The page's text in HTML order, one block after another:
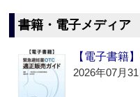
書籍・電子メディア
【電子書籍
2026年07月